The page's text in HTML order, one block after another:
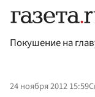
Покушение на
24 ноября 2012 15:59